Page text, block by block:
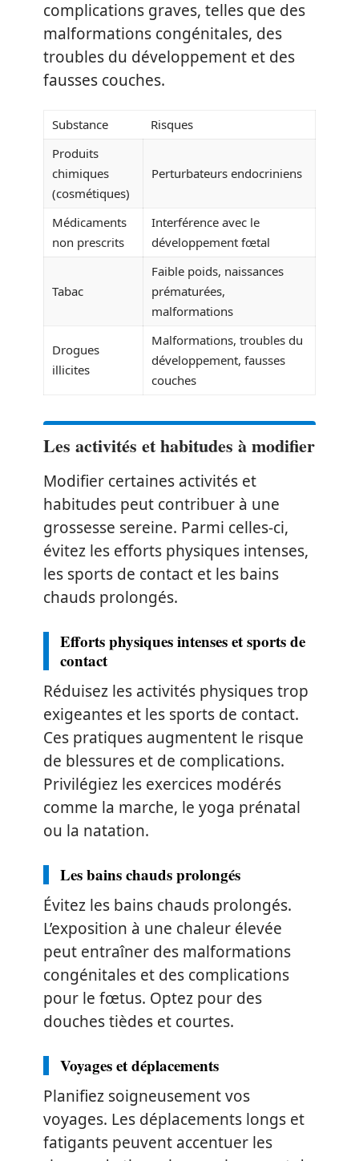
complications graves, telles que des
malformations congénitales, des
troubles du développement et des
fausses couches.
Substance
Risques
Produits
chimiques
(cosmétiques)
Perturbateurs endocriniens
Médicaments
non prescrits
Interférence avec le
développement fœtal
Tabac
Faible poids, naissances
prématurées,
malformations
Drogues
illicites
Malformations, troubles du
développement, fausses
couches
Les activités et habitudes à modifier
Modifier certaines activités et
habitudes peut contribuer à une
grossesse sereine. Parmi celles-ci,
évitez les efforts physiques intenses,
les sports de contact et les bains
chauds prolongés.
Efforts physiques intenses et sports de
contact
Réduisez les activités physiques trop
exigeantes et les sports de contact.
Ces pratiques augmentent le risque
de blessures et de complications.
Privilégiez les exercices modérés
comme la marche, le yoga prénatal
ou la natation.
Les bains chauds prolongés
Évitez les bains chauds prolongés.
L’exposition à une chaleur élevée
peut entraîner des malformations
congénitales et des complications
pour le fœtus. Optez pour des
douches tièdes et courtes.
Voyages et déplacements
Planifiez soigneusement vos
voyages. Les déplacements longs et
fatigants peuvent accentuer les